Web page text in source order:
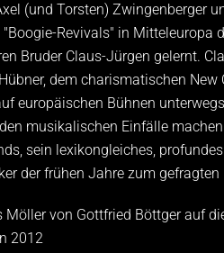
(und Torsten) Zwingenberger
Revivals" in Mitteleuropa
Bruder Claus-Jürgen gelernt.
dem charismatischen New
europäischen Bühnen
musikalischen Einfälle
sein lexikongleiches,
der frühen Jahre zum gefragten
von Gottfried Böttger auf
2012